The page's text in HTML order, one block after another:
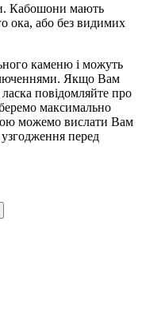
Кабошони мають
ока, або без видимих
каменю і можуть
Якщо Вам
повідомляйте про
максимально
можемо вислати Вам
перед